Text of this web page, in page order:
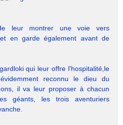
leur montrer une voie vers
en garde également avant de
qui leur offre l'hospitalité,le
reconnu le dieu du
il va leur proposer à chacun
géants, les trois aventuriers